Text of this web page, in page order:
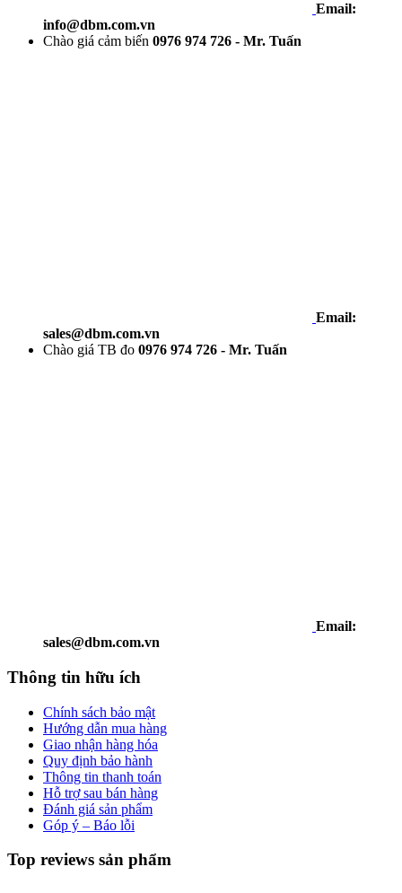
Email:
info@dbm.com.vn
Chào giá cảm biến 0976 974 726 - Mr. Tuấn
Email:
sales@dbm.com.vn
Chào giá TB đo 0976 974 726 - Mr. Tuấn
Email:
sales@dbm.com.vn
Thông tin hữu ích
Chính sách bảo mật
Hướng dẫn mua hàng
Giao nhận hàng hóa
Quy định bảo hành
Thông tin thanh toán
Hỗ trợ sau bán hàng
Đánh giá sản phẩm
Góp ý – Báo lỗi
Top reviews sản phẩm